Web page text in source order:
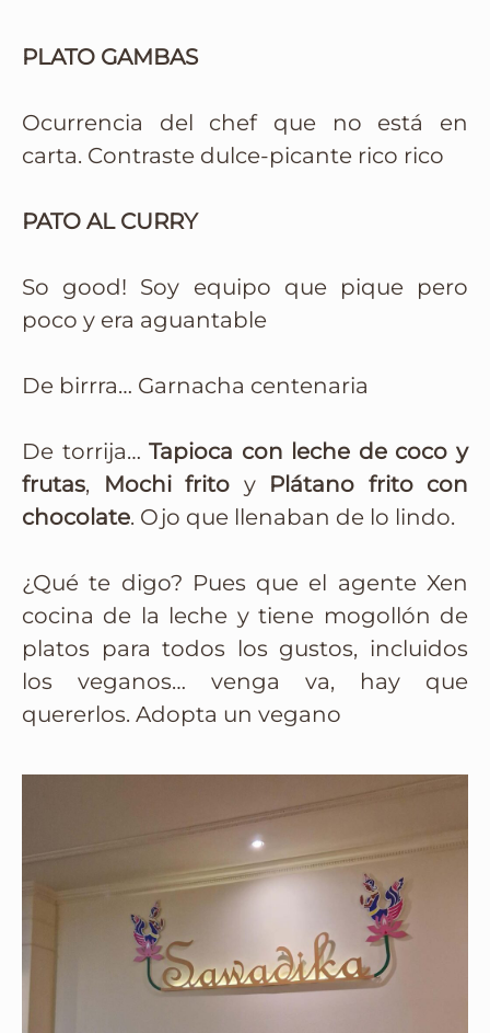
PLATO GAMBAS
Ocurrencia del chef que no está en
carta. Contraste dulce-picante rico rico
PATO AL CURRY
So good! Soy equipo que pique pero
poco y era aguantable
De birrra… Garnacha centenaria
De torrija…Tapioca con leche de coco y
frutas, Mochi frito y Plátano frito con
chocolate. Ojo que llenaban de lo lindo.
¿Qué te digo? Pues que el agente Xen
cocina de la leche y tiene mogollón de
platos para todos los gustos, incluidos
los veganos… venga va, hay que
quererlos. Adopta un vegano